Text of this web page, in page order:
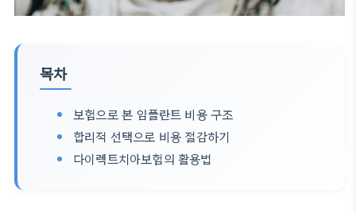
목차
보험으로 본 임플란트 비용 구조
합리적 선택으로 비용 절감하기
다이렉트치아보험의 활용법